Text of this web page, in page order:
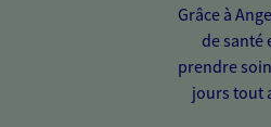
Grâce à
de santé
prendre
jours tout